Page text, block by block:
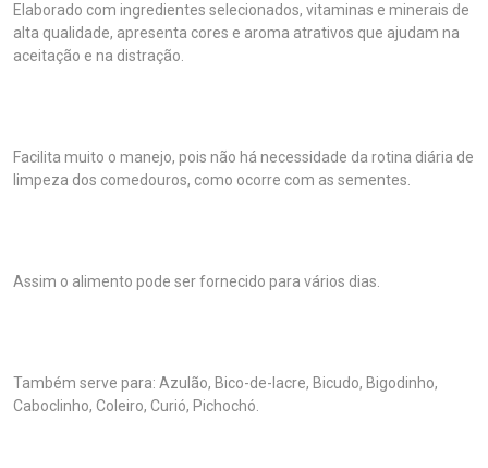
Elaborado com ingredientes selecionados, vitaminas e minerais de
alta qualidade, apresenta cores e aroma atrativos que ajudam na
aceitação e na distração.
Facilita muito o manejo, pois não há necessidade da rotina diária de
limpeza dos comedouros, como ocorre com as sementes.
Assim o alimento pode ser fornecido para vários dias.
Também serve para: Azulão, Bico-de-lacre, Bicudo, Bigodinho,
Caboclinho, Coleiro, Curió, Pichochó.